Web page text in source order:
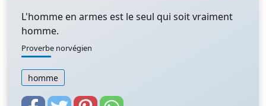
L'homme en armes est le seul qui soit vraiment
homme.
Proverbe norvégien
homme